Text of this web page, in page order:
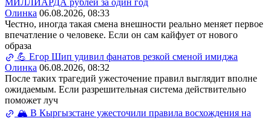
Олинка 06.08.2026, 08:33
Честно, иногда такая смена внешности реально меняет первое
впечатление о человеке. Если он сам кайфует от нового
образа
💪 Егор Шип удивил фанатов резкой сменой имиджа
Олинка 06.08.2026, 08:32
После таких трагедий ужесточение правил выглядит вполне
ожидаемым. Если разрешительная система действительно
поможет луч
🏔️ В Кыргызстане ужесточили правила восхождения на